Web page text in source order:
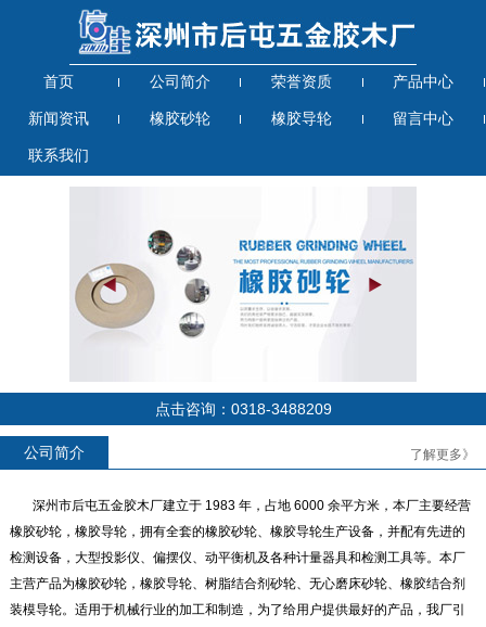
首页 公司简介 荣誉资质 产品中心
新闻资讯 橡胶砂轮 橡胶导轮 留言中心
联系我们
点击咨询：0318-3488209
公司简介 了解更多》
深州市后屯五金胶木厂建立于 1983 年，占地 6000 余平方米，本厂主要经营
橡胶砂轮，橡胶导轮，拥有全套的橡胶砂轮、橡胶导轮生产设备，并配有先进的
检测设备，大型投影仪、偏摆仪、动平衡机及各种计量器具和检测工具等。本厂
主营产品为橡胶砂轮，橡胶导轮、树脂结合剂砂轮、无心磨床砂轮、橡胶结合剂
装模导轮。适用于机械行业的加工和制造，为了给用户提供最好的产品，我厂引